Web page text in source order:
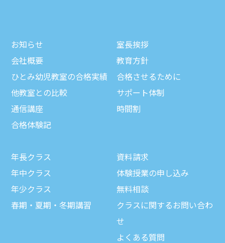
お知らせ
会社概要
ひとみ幼児教室の合格実績
他教室との比較
通信講座
合格体験記
室長挨拶
教育方針
合格させるために
サポート体制
時間割
年長クラス
年中クラス
年少クラス
春期・夏期・冬期講習
資料請求
体験授業の申し込み
無料相談
クラスに関するお問い合わ
せ
よくある質問